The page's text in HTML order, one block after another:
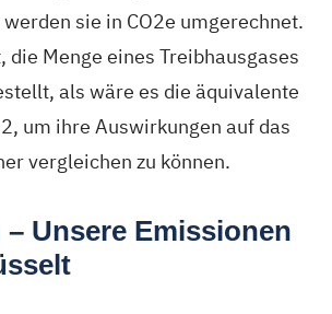
werden sie in CO2e umgerechnet.
die Menge eines Treibhausgases
als wäre es die äquivalente
um ihre Auswirkungen auf das
vergleichen zu können.
– Unsere Emissionen